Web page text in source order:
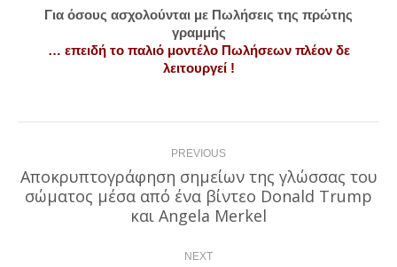
Για όσους ασχολούνται με Πωλήσεις της πρώτης
γραμμής
… επειδή το παλιό μοντέλο Πωλήσεων πλέον δε
λειτουργεί !
navigation PREVIOUS
Previous
post:
Αποκρυπτογράφηση σημείων της γλώσσας του
σώματος μέσα από ένα βίντεο Donald Trump
και Angela Merkel
NEXT